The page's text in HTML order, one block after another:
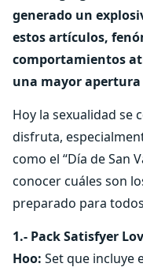
generado un
estos artículos,
comportamientos
una mayor apertura
Hoy la sexualidad se
disfruta,
como el “Día de San
conocer cuáles son
preparado para
1.- Pack Satisfyer
Hoo: Set que incluye